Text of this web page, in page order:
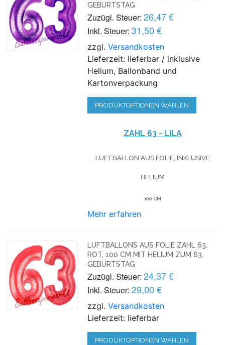
GEBURTSTAG
Zuzügl. Steuer: 26,47 €
Inkl. Steuer: 31,50 €
zzgl.Versandkosten
Lieferzeit: lieferbar / inklusive
Helium, Ballonband und
Kartonverpackung
PRODUKTOPTIONEN WÄHLEN
ZAHL 63 - LILA
LUFTBALLON AUS FOLIE, INKLUSIVE
HELIUM
100 CM
Mehr erfahren
LUFTBALLONS AUS FOLIE ZAHL 63,
ROT, 100 CM MIT HELIUM ZUM 63.
GEBURTSTAG
Zuzügl. Steuer: 24,37 €
Inkl. Steuer: 29,00 €
zzgl.Versandkosten
Lieferzeit: lieferbar
PRODUKTOPTIONEN WÄHLEN